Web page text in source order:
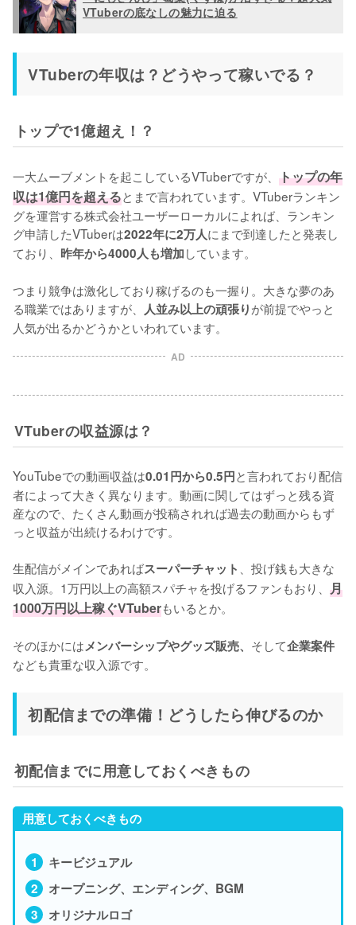
VTuberの底なしの魅力に迫る
VTuberの年収は？どうやって稼いでる？
トップで1億超え！？
一大ムーブメントを起こしているVTuberですが、 トップの年
収は1億円を超えるとまで言われています。VTuberランキン
グを運営する株式会社ユーザーローカルによれば、ランキン
グ申請したVTuberは2022年に2万人にまで到達したと発表し
ており、 昨年から4000人も増加しています。
つまり競争は激化しており稼げるのも一握り。大きな夢のあ
る職業ではありますが、 人並み以上の頑張りが前提でやっと
人気が出るかどうかといわれています。
AD
VTuberの収益源は？
YouTubeでの動画収益は0.01円から0.5円と言われており配信
者によって大きく異なります。動画に関してはずっと残る資
産なので、たくさん動画が投稿されれば過去の動画からもず
っと収益が出続けるわけです。
生配信がメインであればスーパーチャット
、投げ銭も大きな
収入源。1万円以上の高額スパチャを投げるファンもおり、 月
1000万円以上稼ぐVTuberもいるとか。
そのほかにはメンバーシップやグッズ販売、 そして企業案件
なども貴重な収入源です。
初配信までの準備！どうしたら伸びるのか
初配信までに用意しておくべきもの
用意しておくべきもの
キービジュアル
オープニング、エンディング、BGM
オリジナルロゴ